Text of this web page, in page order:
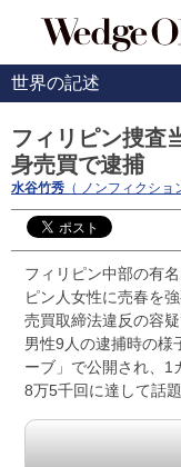
世界の記述
フィリピン捜査
身売買で逮捕
水谷竹秀 （ ノンフィクショ
フィリピン中部の有
ピン人女性に売春を
売買取締法違反の容
男性9人の逮捕時の様
ーブ」で公開され、1
8万5千回に達して話